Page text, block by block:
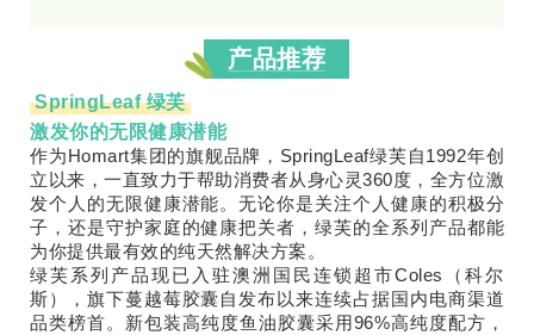
产品推荐
SpringLeaf 绿芙
激发你的无限健康潜能
作为Homart集团的旗舰品牌，SpringLeaf绿芙自1992年创
立以来，一直致力于帮助消费者从身心灵360度，全方位激
发个人的无限健康潜能。无论你是关注个人健康的积极分
子，还是守护家庭的健康把关者，绿芙的全系列产品都能
为你提供最有效的纯天然解决方案。
绿芙系列产品现已入驻澳洲国民连锁超市Coles（科尔
斯），旗下蔓越莓胶囊自发布以来连续占据国内电商渠道
品类榜首。新包装高纯度鱼油胶囊采用96%高纯度配方，